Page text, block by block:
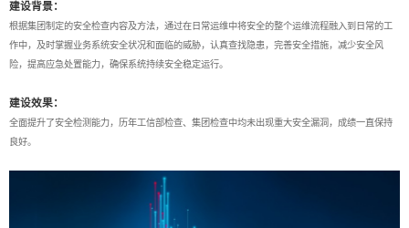
建设背景：
根据集团制定的安全检查内容及方法，通过在日常运维中将安全的整个运维流程融入到日常的工
作中，及时掌握业务系统安全状况和面临的威胁，认真查找隐患，完善安全措施，减少安全风
险，提高应急处置能力，确保系统持续安全稳定运行。
建设效果：
全面提升了安全检测能力，历年工信部检查、集团检查中均未出现重大安全漏洞，成绩一直保持
良好。